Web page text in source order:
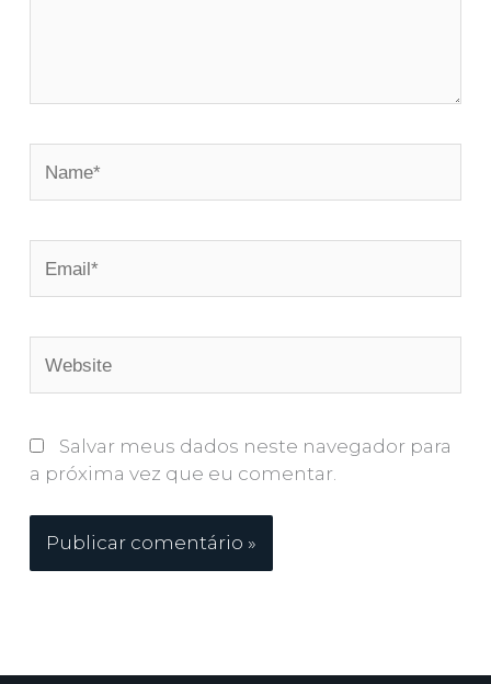
Salvar meus dados neste navegador para
a próxima vez que eu comentar.